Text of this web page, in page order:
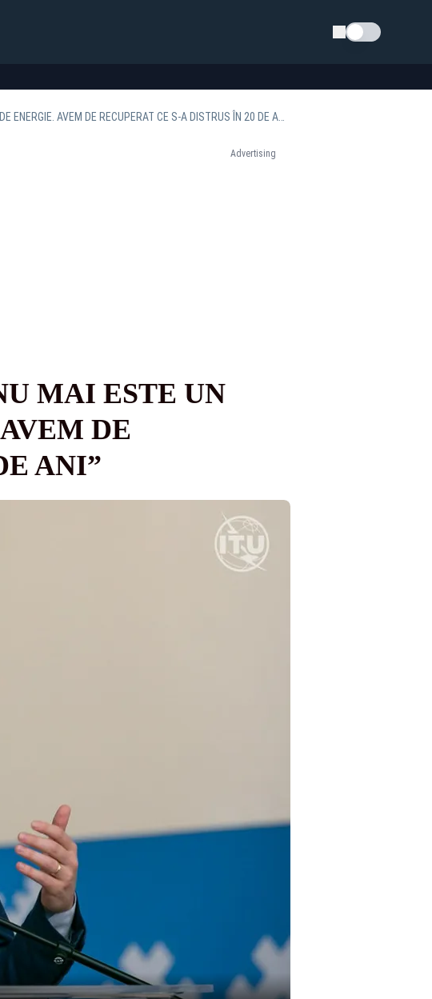
Schimba tema
SEBASTIAN BURDUJA: „ROMÂNIA NU MAI ESTE UN MARE PRODUCĂTOR DE ENERGIE. AVEM DE RECUPERAT CE S-A DISTRUS ÎN 20 DE ANI”
Advertising
MAI ESTE UN
DE
ANI”